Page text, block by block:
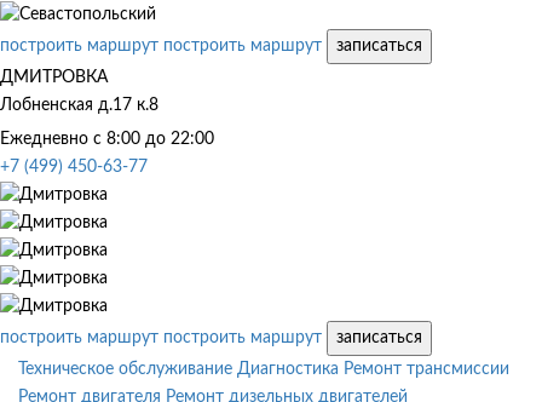
построить маршрут построить маршрут
записаться
ДМИТРОВКА
Лобненская д.17 к.8
Ежедневно с 8:00 до 22:00
+7 (499) 450-63-77
построить маршрут построить маршрут
записаться
Техническое обслуживание Диагностика Ремонт трансмиссии
Ремонт двигателя Ремонт дизельных двигателей